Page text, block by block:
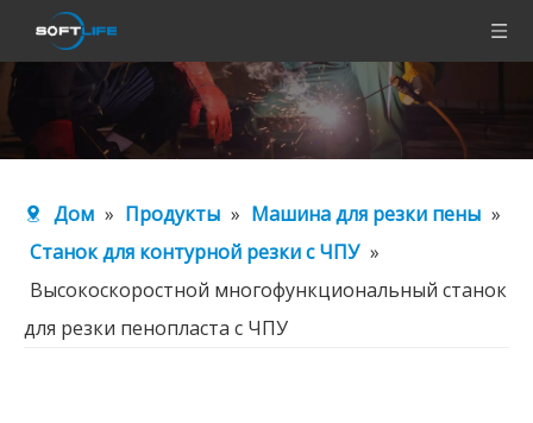
Дом » Продукты » Машина для резки пены »
Станок для контурной резки с ЧПУ »
Высокоскоростной многофункциональный станок
для резки пенопласта с ЧПУ